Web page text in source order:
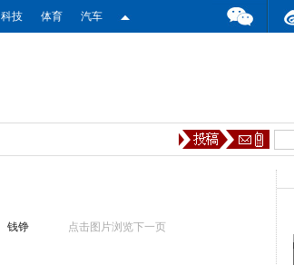
科技 体育 汽车
钱铮 点击图片浏览下一页